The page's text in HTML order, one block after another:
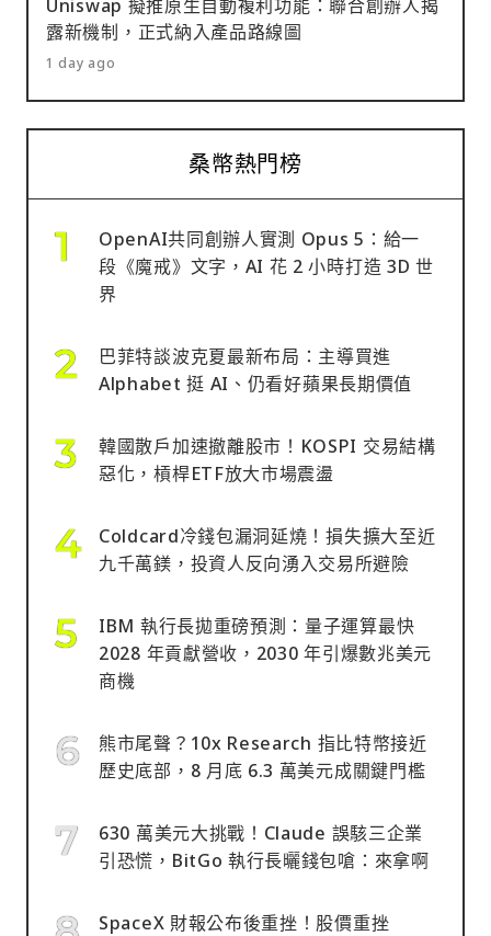
Uniswap 擬推原生自動複利功能：聯合創辦人揭
露新機制，正式納入產品路線圖
1 day ago
桑幣熱門榜
OpenAI共同創辦人實測 Opus 5：給一
段《魔戒》文字，AI 花 2 小時打造 3D 世
界
巴菲特談波克夏最新布局：主導買進
Alphabet 挺 AI、仍看好蘋果長期價值
韓國散戶加速撤離股市！KOSPI 交易結構
惡化，槓桿ETF放大市場震盪
Coldcard冷錢包漏洞延燒！損失擴大至近
九千萬鎂，投資人反向湧入交易所避險
IBM 執行長拋重磅預測：量子運算最快
2028 年貢獻營收，2030 年引爆數兆美元
商機
熊市尾聲？10x Research 指比特幣接近
歷史底部，8 月底 6.3 萬美元成關鍵門檻
630 萬美元大挑戰！Claude 誤駭三企業
引恐慌，BitGo 執行長曬錢包嗆：來拿啊
SpaceX 財報公布後重挫！股價重挫